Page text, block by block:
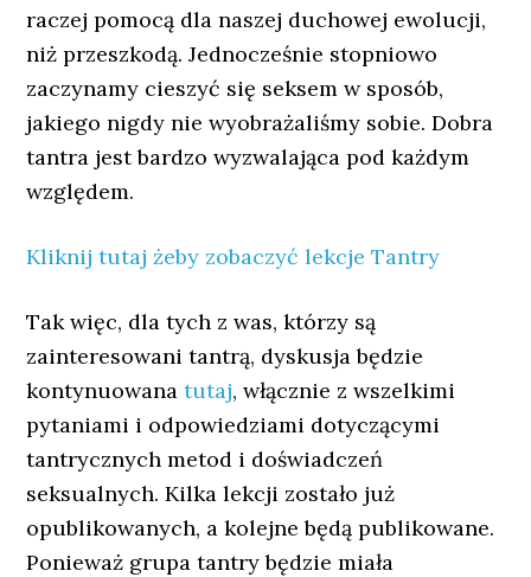
raczej pomocą dla naszej duchowej ewolucji,
niż przeszkodą. Jednocześnie stopniowo
zaczynamy cieszyć się seksem w sposób,
jakiego nigdy nie wyobrażaliśmy sobie. Dobra
tantra jest bardzo wyzwalająca pod każdym
względem.
Kliknij tutaj żeby zobaczyć lekcje Tantry
Tak więc, dla tych z was, którzy są
zainteresowani tantrą, dyskusja będzie
kontynuowanatutaj, włącznie z wszelkimi
pytaniami i odpowiedziami dotyczącymi
tantrycznych metod i doświadczeń
seksualnych. Kilka lekcji zostało już
opublikowanych, a kolejne będą publikowane.
Ponieważ grupa tantry będzie miała